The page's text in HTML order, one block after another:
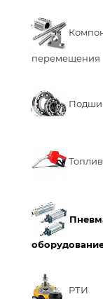
перемещения
РТИ